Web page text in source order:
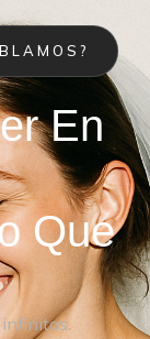
En
Que
infinitas.